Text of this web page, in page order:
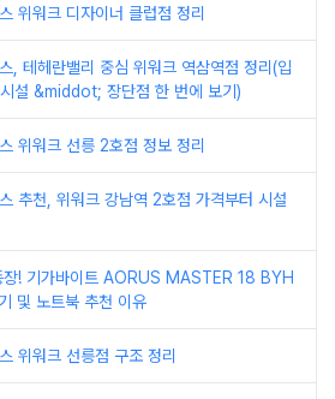
위워크 디자이너 클럽점 정리
, 테헤란밸리 중심 위워크 역삼역점 정리(입
설 &middot; 장단점 한 번에 보기)
위워크 선릉 2호점 정보 정리
추천, 위워크 강남역 2호점 가격부터 시설
장! 기가바이트 AORUS MASTER 18 BYH
및 노트북 추천 이유
위워크 선릉점 구조 정리